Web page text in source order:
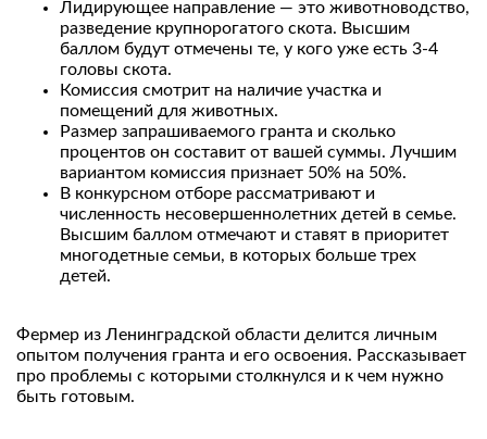
Лидирующее направление — это животноводство,
разведение крупнорогатого скота. Высшим
баллом будут отмечены те, у кого уже есть 3-4
головы скота.
Комиссия смотрит на наличие участка и
помещений для животных.
Размер запрашиваемого гранта и сколько
процентов он составит от вашей суммы. Лучшим
вариантом комиссия признает 50% на 50%.
В конкурсном отборе рассматривают и
численность несовершеннолетних детей в семье.
Высшим баллом отмечают и ставят в приоритет
многодетные семьи, в которых больше трех
детей.
Фермер из Ленинградской области делится личным
опытом получения гранта и его освоения. Рассказывает
про проблемы с которыми столкнулся и к чем нужно
быть готовым.